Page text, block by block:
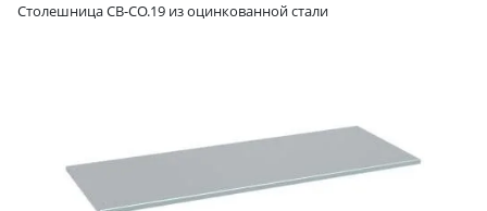
Столешница СВ-СО.19 из оцинкованной стали